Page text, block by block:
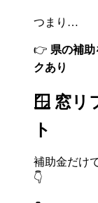
つまり…
👉 県の補
クあり
🪟 窓リ
ト
補助金だけ
👇